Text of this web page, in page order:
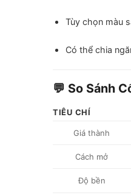
Tùy chọn màu
Có thể chia
💬 So Sánh
TIÊU CHÍ
Giá thành
Cách mở
Độ bền